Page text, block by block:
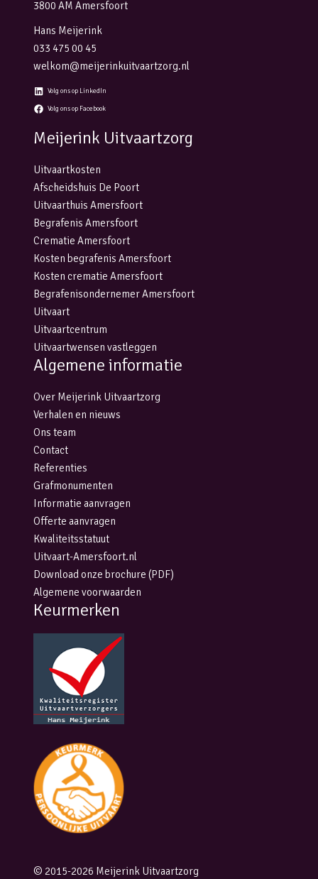
3800 AM Amersfoort
Hans Meijerink
033 475 00 45
welkom@meijerinkuitvaartzorg.nl
Volg ons op LinkedIn
Volg ons op Facebook
Meijerink Uitvaartzorg
Uitvaartkosten
Afscheidshuis De Poort
Uitvaarthuis Amersfoort
Begrafenis Amersfoort
Crematie Amersfoort
Kosten begrafenis Amersfoort
Kosten crematie Amersfoort
Begrafenisondernemer Amersfoort
Uitvaart
Uitvaartcentrum
Uitvaartwensen vastleggen
Algemene informatie
Over Meijerink Uitvaartzorg
Verhalen en nieuws
Ons team
Contact
Referenties
Grafmonumenten
Informatie aanvragen
Offerte aanvragen
Kwaliteitsstatuut
Uitvaart-Amersfoort.nl
Download onze brochure (PDF)
Algemene voorwaarden
Keurmerken
© 2015-2026 Meijerink Uitvaartzorg